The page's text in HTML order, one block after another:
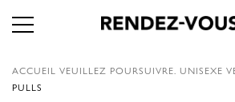
ACCUEIL VEUILLEZ POURSUIVRE. UNISEXE
PULLS